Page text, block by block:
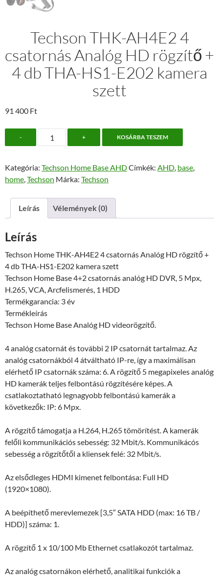
Techson THK-AH4E2 4
csatornás Analóg HD rögzítő +
4 db THA-HS1-E202 kamera
szett
91 400 Ft
-
Techson
THK-
4
csatornás
rögzítő
db
THA-
HS1-
E202
kamera
szett
mennyiség
+ KOSÁRBA TESZEM
Kategória: Techson Home Base AHDCímkék: AHD, base,
home,Techson Márka: Techson
Leírás Vélemények (0)
Leírás
Techson Home THK-AH4E2 4 csatornás Analóg HD rögzítő +
4 db THA-HS1-E202 kamera szett
Techson Home Base 4+2 csatornás analóg HD DVR, 5 Mpx,
H.265, VCA, Arcfelismerés, 1 HDD
Termékgarancia: 3 év
Termékleírás
Techson Home Base Analóg HD videorögzítő.
4 analóg csatornát és további 2 IP csatornát tartalmaz. Az
analóg csatornákból 4 átváltható IP-re, így a maximálisan
elérhető IP csatornák száma: 6. A rögzítő 5 megapixeles analóg
HD kamerák teljes felbontású rögzítésére képes. A
csatlakoztatható legnagyobb felbontású kamerák a
következők: IP: 6 Mpx.
A rögzítő támogatja a H.264, H.265 tömörítést. A kamerák
felőli kommunikációs sebesség: 32 Mbit/s. Kommunikácós
sebesség a rögzítőtől a kliensek felé: 32 Mbit/s.
Az elsődleges HDMI kimenet felbontása: Full HD
(1920×1080).
A beépíthető merevlemezek [3,5″ SATA HDD (max: 16 TB /
HDD)] száma: 1.
A rögzítő 1 x 10/100 Mb Ethernet csatlakozót tartalmaz.
Az analóg csatornákon elérhető, analitikai funkciók a